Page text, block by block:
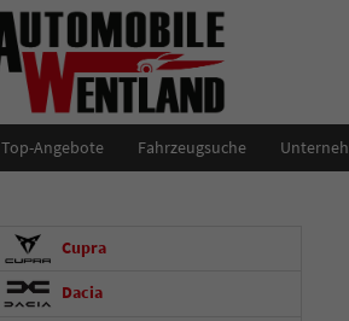
Top-Angebote Fahrzeugsuche
Cupra
Dacia